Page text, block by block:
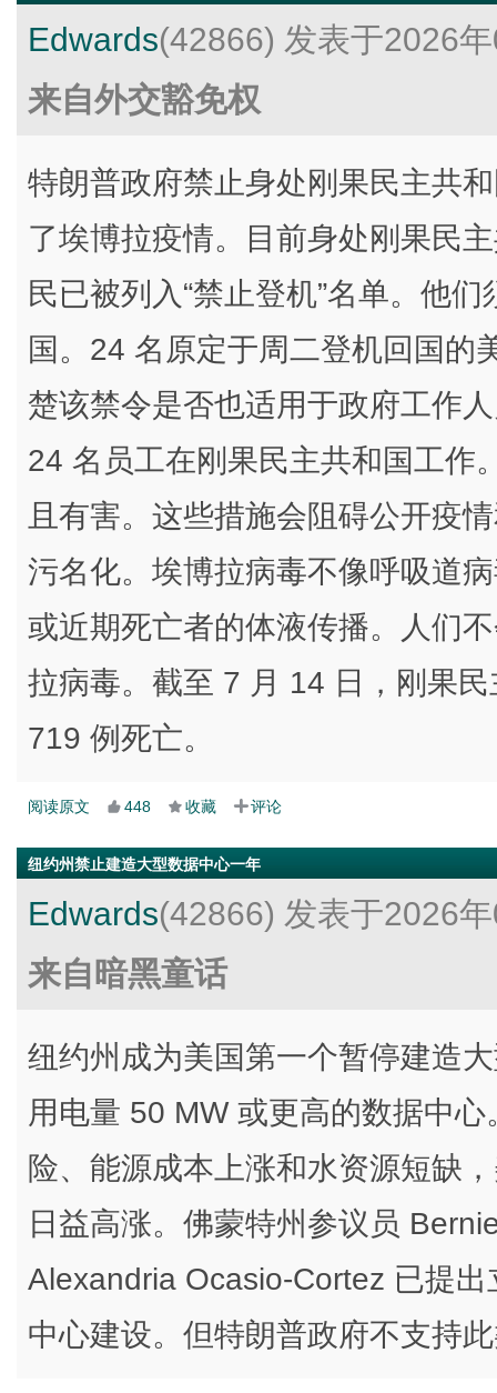
Edwards(42866) 发表于2026
来自外交豁免权
特朗普政府禁止身处刚果民主共
了埃博拉疫情。目前身处刚果民
民已被列入“禁止登机”名单。他
国。24 名原定于周二登机回国的
楚该禁令是否也适用于政府工作
24 名员工在刚果民主共和国工作
且有害。这些措施会阻碍公开疫
污名化。埃博拉病毒不像呼吸道
或近期死亡者的体液传播。人们
拉病毒。截至 7 月 14 日，刚果
719 例死亡。
阅读原文 448 收藏 评论
纽约州禁止建造大型数据中心一年
Edwards(42866) 发表于2026
来自暗黑童话
纽约州成为美国第一个暂停建造
用电量 50 MW 或更高的数据中
险、能源成本上涨和水资源短缺
日益高涨。佛蒙特州参议员
Alexandria Ocasio-Cortez 已提
中心建设。但特朗普政府不支持